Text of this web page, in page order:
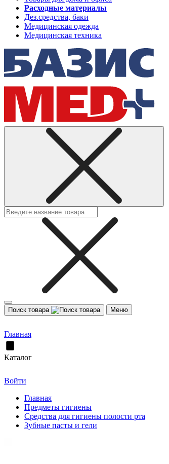
Расходные материалы
Дез.средства, баки
Медицинская одежда
Медицинская техника
Поиск товара Меню
Главная
Каталог
Войти
Главная
Предметы гигиены
Средства для гигиены полости рта
Зубные пасты и гели